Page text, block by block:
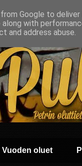
Vuoden oluet
Google to
along with
and address abuse.